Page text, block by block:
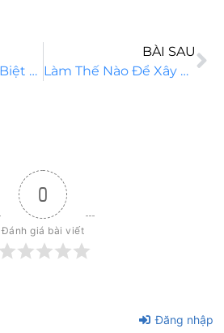
Top Công Ty Xây Biệt Thự Vườn Bà Rịa Vũng Tàu
BÀI SAU
Làm Thế Nào Để Xây Dựng Nhà Đẹp Giá Tốt Nhất
0
Đánh giá bài viết
Đăng nhập